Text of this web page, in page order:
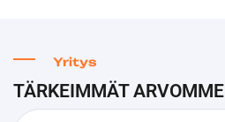
Yritys
TÄRKEIMMÄT ARVOMME